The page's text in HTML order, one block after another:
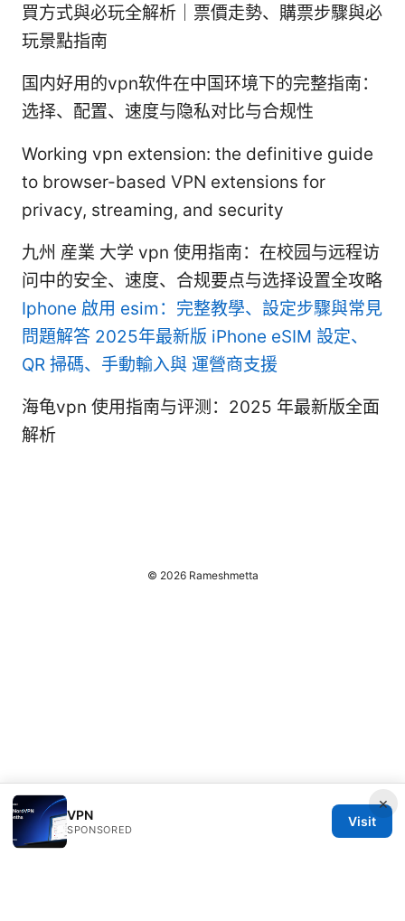
買方式與必玩全解析｜票價走勢、購票步驟與必
玩景點指南
国内好用的vpn软件在中国环境下的完整指南：
选择、配置、速度与隐私对比与合规性
Working vpn extension: the definitive guide
to browser-based VPN extensions for
privacy, streaming, and security
九州 産業 大学 vpn 使用指南：在校园与远程访
问中的安全、速度、合规要点与选择设置全攻略
Iphone 啟用 esim：完整教學、設定步驟與常見
問題解答 2025年最新版 iPhone eSIM 設定、
QR 掃碼、手動輸入與 運營商支援
海龟vpn 使用指南与评测：2025 年最新版全面
解析
×
VPN
SPONSORED
Visit
© 2026 Rameshmetta